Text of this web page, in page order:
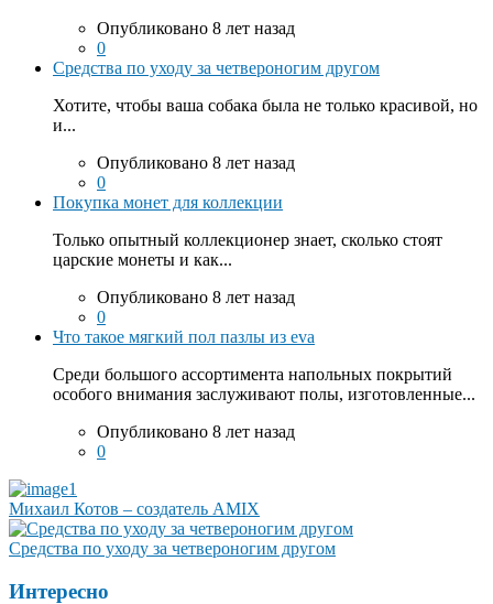
Опубликовано 8 лет назад
0
Средства по уходу за четвероногим другом
Хотите, чтобы ваша собака была не только красивой, но
и...
Опубликовано 8 лет назад
0
Покупка монет для коллекции
Только опытный коллекционер знает, сколько стоят
царские монеты и как...
Опубликовано 8 лет назад
0
Что такое мягкий пол пазлы из eva
Среди большого ассортимента напольных покрытий
особого внимания заслуживают полы, изготовленные...
Опубликовано 8 лет назад
0
Михаил Котов – создатель AMIX
Средства по уходу за четвероногим другом
Интересно